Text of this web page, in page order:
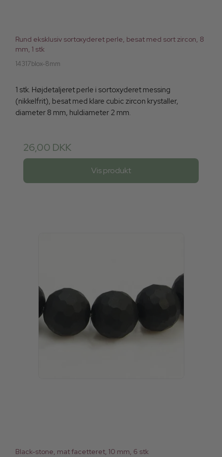
Rund eksklusiv sortoxyderet perle, besat med sort zircon, 8
mm, 1 stk
14317blox-8mm
1 stk. Højdetaljeret perle i sortoxyderet messing
(nikkelfrit), besat med klare cubic zircon krystaller,
diameter 8 mm, huldiameter 2 mm.
26,00 DKK
Vis produkt
Black-stone, mat facetteret, 10 mm, 6 stk